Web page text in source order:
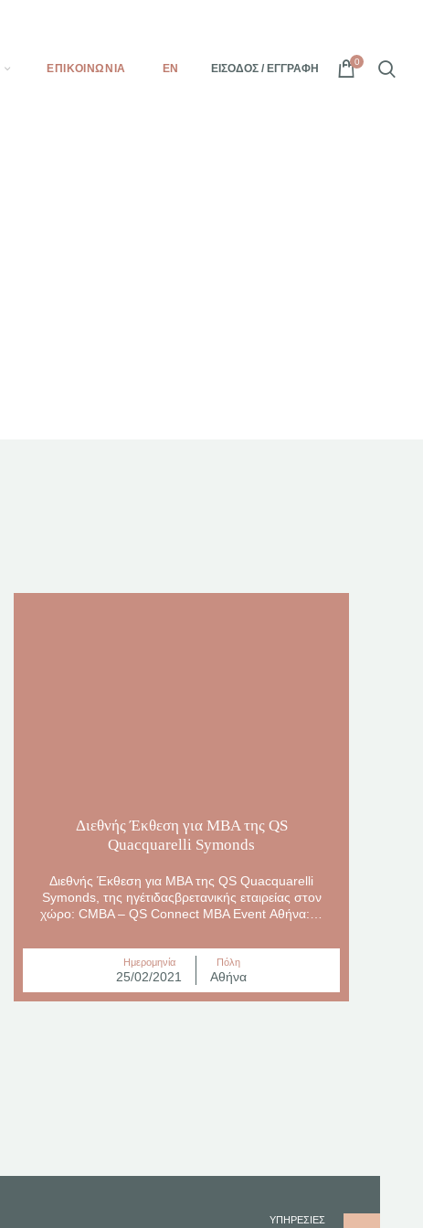
ΕΠΙΚΟΙΝΩΝΊΑ EN ΕΊΣΟΔΟΣ / ΕΓΓΡΑΦΉ
0
Διεθνής Έκθεση για ΜΒΑ της QS
Quacquarelli Symonds
Διεθνής Έκθεση για ΜΒΑ της QS Quacquarelli
Symonds, της ηγέτιδαςβρετανικής εταιρείας στον
χώρο: CMBA – QS Connect MBA Event Αθήνα:…
Ημερομηνία
25/02/2021
Πόλη
Αθήνα
ΥΠΗΡΕΣΙΕΣ